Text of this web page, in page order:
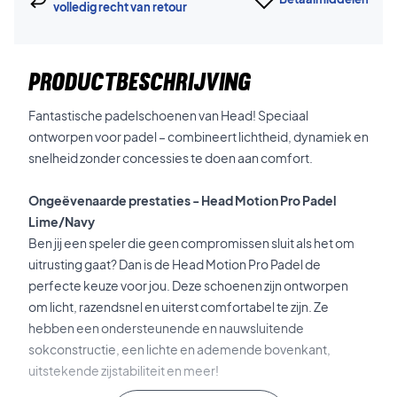
volledig recht van retour
PRODUCTBESCHRIJVING
Fantastische padelschoenen van Head! Speciaal
ontworpen voor padel – combineert lichtheid, dynamiek en
snelheid zonder concessies te doen aan comfort.
Ongeëvenaarde prestaties - Head Motion Pro Padel
Lime/Navy
Ben jij een speler die geen compromissen sluit als het om
uitrusting gaat? Dan is de Head Motion Pro Padel de
perfecte keuze voor jou. Deze schoenen zijn ontworpen
om licht, razendsnel en uiterst comfortabel te zijn. Ze
hebben een ondersteunende en nauwsluitende
sokconstructie, een lichte en ademende bovenkant,
uitstekende zijstabiliteit en meer!